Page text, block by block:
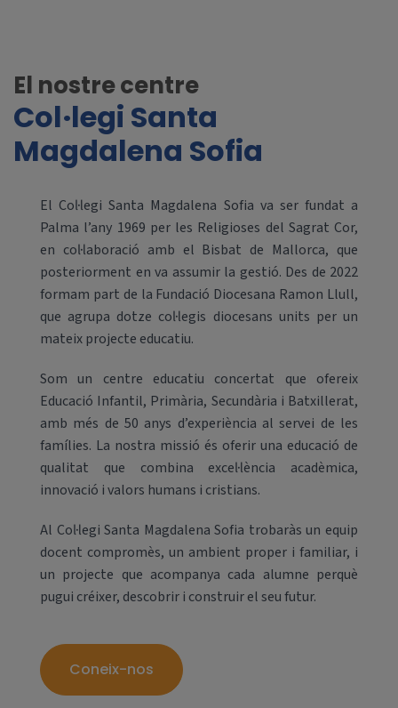
El nostre centre
Col·legi Santa
Magdalena Sofia
El Col·legi Santa Magdalena Sofia va ser fundat a
Palma l’any 1969 per les Religioses del Sagrat Cor,
en col·laboració amb el Bisbat de Mallorca, que
posteriorment en va assumir la gestió. Des de 2022
formam part de la Fundació Diocesana Ramon Llull,
que agrupa dotze col·legis diocesans units per un
mateix projecte educatiu.
Som un centre educatiu concertat que ofereix
Educació Infantil, Primària, Secundària i Batxillerat,
amb més de 50 anys d’experiència al servei de les
famílies. La nostra missió és oferir una educació de
qualitat que combina excel·lència acadèmica,
innovació i valors humans i cristians.
Al Col·legi Santa Magdalena Sofia trobaràs un equip
docent compromès, un ambient proper i familiar, i
un projecte que acompanya cada alumne perquè
pugui créixer, descobrir i construir el seu futur.
Coneix-nos